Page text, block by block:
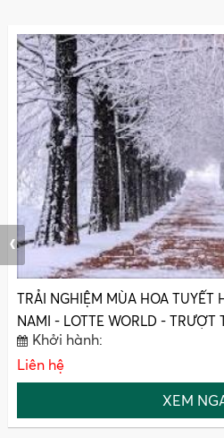
TRẢI NGHIỆM MÙA HOA TUYẾT
NAMI - LOTTE WORLD - TRƯỢT
Khởi hành:
Liên hệ
XEM
‹